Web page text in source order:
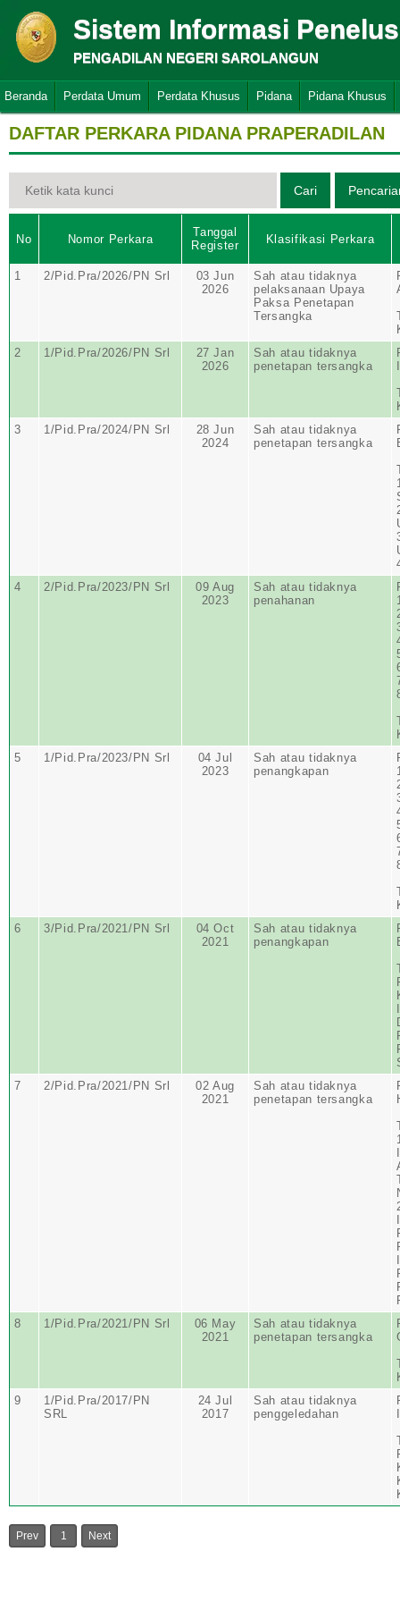
Sistem Informasi
PENGADILAN NEGERI SAROLANGUN
Beranda Perdata Umum Perdata Khusus Pidana Pidana Khusus
DAFTAR PERKARA PIDANA PRAPERADILAN
No Nomor Perkara
Tanggal
Register
Klasifikasi Perkara
1 2/Pid.Pra/2026/PN Srl
03 Jun
2026
Sah atau tidaknya
pelaksanaan Upaya
Paksa Penetapan
Tersangka
2
1/Pid.Pra/2026/PN Srl
27 Jan
2026
Sah atau tidaknya
penetapan tersangka
3
1/Pid.Pra/2024/PN Srl
28 Jun
2024
Sah atau tidaknya
penetapan tersangka
4
2/Pid.Pra/2023/PN Srl
09 Aug
2023
Sah atau tidaknya
penahanan
5
1/Pid.Pra/2023/PN Srl
04 Jul
2023
Sah atau tidaknya
penangkapan
6
3/Pid.Pra/2021/PN Srl
04 Oct
2021
Sah atau tidaknya
penangkapan
7
2/Pid.Pra/2021/PN Srl
02 Aug
2021
Sah atau tidaknya
penetapan tersangka
8
1/Pid.Pra/2021/PN Srl
06 May
2021
Sah atau tidaknya
penetapan tersangka
9
1/Pid.Pra/2017/PN
SRL
24 Jul
2017
Sah atau tidaknya
penggeledahan
Prev 1 Next